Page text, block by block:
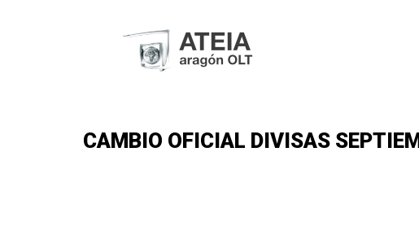
CAMBIO OFICIAL DIVISAS